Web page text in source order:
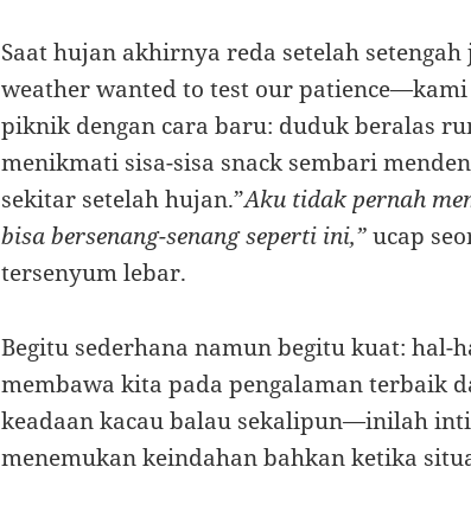
Saat hujan akhirnya reda setelah
weather wanted to test our
piknik dengan cara baru: duduk beralas
menikmati sisa-sisa snack sembari
sekitar setelah hujan.”Aku tidak pernah
bisa bersenang-senang seperti ini,”ucap
tersenyum lebar.
Begitu sederhana namun begitu kuat: hal-
membawa kita pada pengalaman terbaik
keadaan kacau balau sekalipun—inilah
menemukan keindahan bahkan ketika